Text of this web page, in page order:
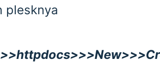
plesknya